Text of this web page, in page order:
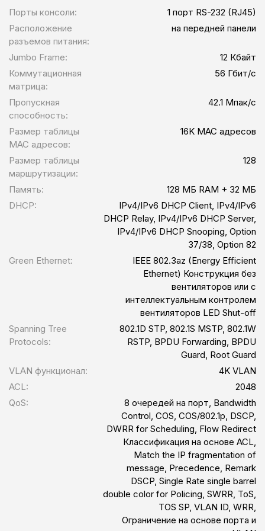
Порты консоли:
1 порт RS-232 (RJ45)
Расположение
разъемов питания:
на передней панели
Jumbo Frame:
12 Кбайт
Коммутационная
матрица:
56 Гбит/с
Пропускная
способность:
42.1 Мпак/с
Размер таблицы
MAC адресов:
16K MAC адресов
Размер таблицы
маршрутизации:
128
Память:
128 МБ RAM + 32 МБ
DHCP:
IPv4/IPv6 DHCP Client, IPv4/IPv6
DHCP Relay, IPv4/IPv6 DHCP Server,
IPv4/IPv6 DHCP Snooping, Option
37/38, Option 82
Green Ethernet:
IEEE 802.3az (Energy Efficient
Ethernet) Конструкция без
вентиляторов или с
интеллектуальным контролем
вентиляторов LED Shut-off
Spanning Tree
Protocols:
802.1D STP, 802.1S MSTP, 802.1W
RSTP, BPDU Forwarding, BPDU
Guard, Root Guard
VLAN функционал:
4K VLAN
ACL:
2048
QoS:
8 очередей на порт, Bandwidth
Control, COS, COS/802.1p, DSCP,
DWRR for Scheduling, Flow Redirect
Классификация на основе ACL,
Match the IP fragmentation of
message, Precedence, Remark
DSCP, Single Rate single barrel
double color for Policing, SWRR, ToS,
TOS SP, VLAN ID, WRR,
Ограничение на основе порта и